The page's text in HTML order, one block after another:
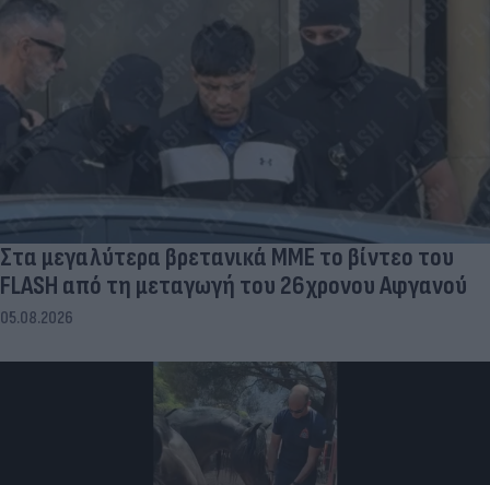
Στα μεγαλύτερα βρετανικά ΜΜΕ το βίντεο του
FLASH από τη μεταγωγή του 26χρονου Αφγανού
05.08.2026